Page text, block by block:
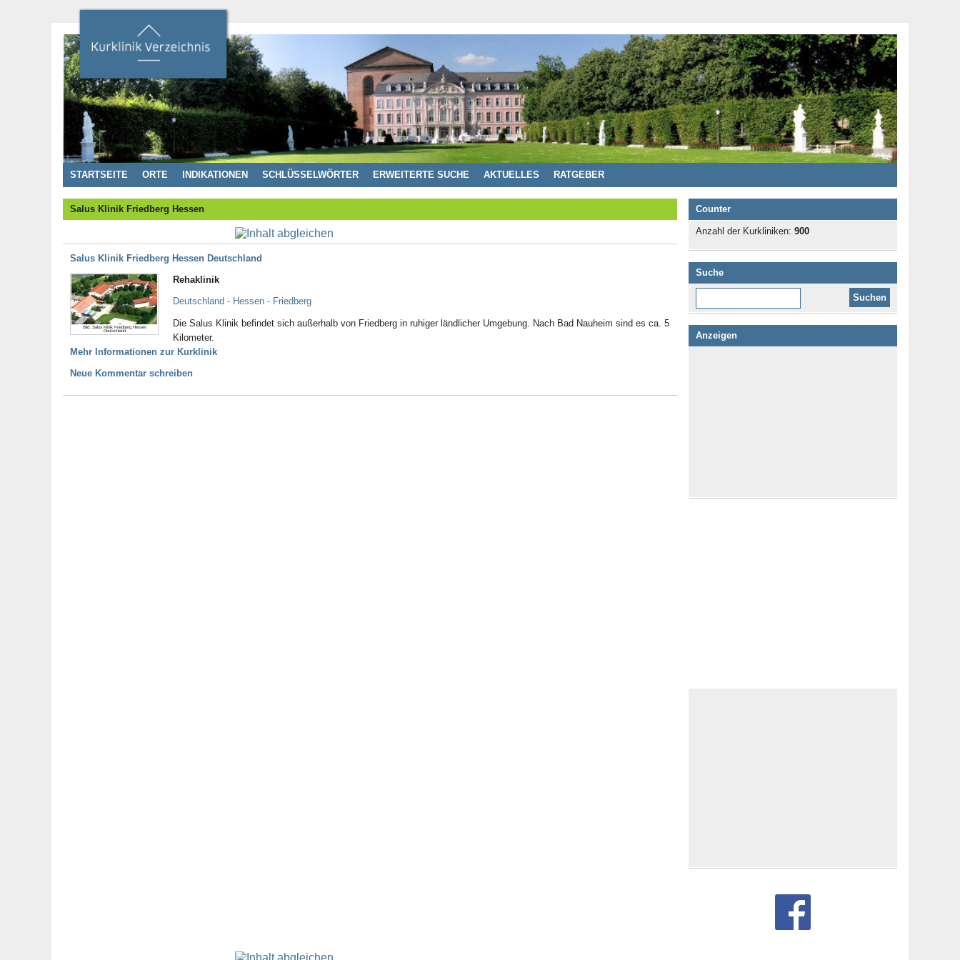
STARTSEITE ORTE INDIKATIONEN SCHLÜSSELWÖRTER ERWEITERTE SUCHE AKTUELLES RATGEBER
Salus Klinik Friedberg Hessen
Salus Klinik Friedberg Hessen Deutschland
Bild: Salus Klinik Friedberg Hessen
Deutschland
Rehaklinik
Deutschland - Hessen - Friedberg
Die Salus Klinik befindet sich außerhalb von Friedberg in ruhiger ländlicher Umgebung. Nach Bad Nauheim sind es ca. 5
Kilometer.
Mehr Informationen zur Kurklinik
Neue Kommentar schreiben
Counter
Anzahl der Kurkliniken: 900
Suche
Anzeigen